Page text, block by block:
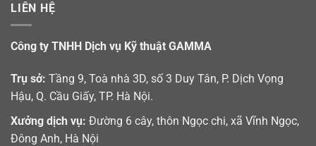
LIÊN HỆ
Công ty TNHH Dịch vụ Kỹ thuật GAMMA
Trụ sở: Tầng 9, Toà nhà 3D, số 3 Duy Tân, P. Dịch Vọng
Hậu, Q. Cầu Giấy, TP. Hà Nội.
Xưởng dịch vụ: Đường 6 cây, thôn Ngọc chi, xã Vĩnh Ngọc,
Đông Anh, Hà Nội